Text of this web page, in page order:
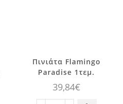
Πινιάτα Flamingo
Paradise 1τεμ.
39,84€